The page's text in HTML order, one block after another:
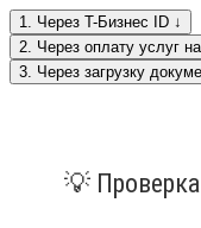
1. Через T-Бизнес ID ↓
2. Через оплату услуг
3. Через загрузку
💡